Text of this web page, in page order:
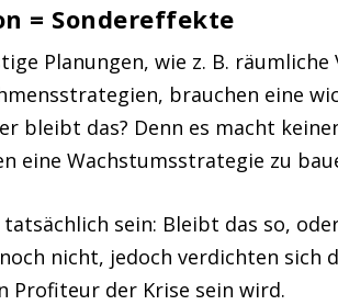
= Sondereffekte
Planungen, wie z. B.
brauchen eine
bleibt das? Denn es macht
eine Wachstumsstrategie zu
sein: Bleibt das so,
nicht, jedoch verdichten sich
Profiteur der Krise sein wird.